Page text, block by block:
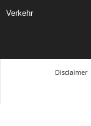
Verkehr
Disclaimer